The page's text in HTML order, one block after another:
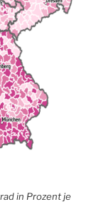
in Prozent je